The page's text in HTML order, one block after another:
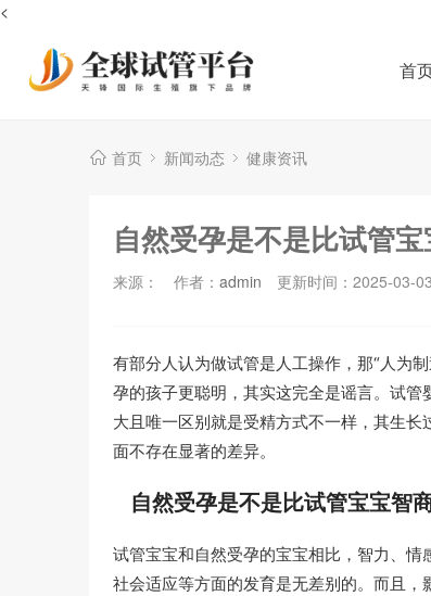
<
首
首页 新闻动态 健康资讯
自然受孕是不是比试管
来源： 作者： admin 更新时间：2025-03-03
有部分人认为做试管是人工操作，那“人为
孕的孩子更聪明，其实这完全是谣言。试
大且唯一区别就是受精方式不一样，其生
面不存在显著的差异。
自然受孕是不是比试管宝宝智
试管宝宝和自然受孕的宝宝相比，智力、情
社会适应等方面的发育是无差别的。而且